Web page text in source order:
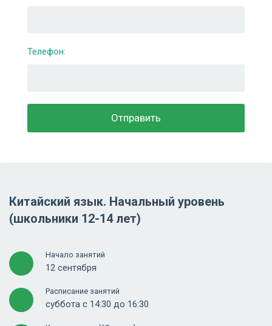
Телефон:
Китайский язык. Начальный уровень
(школьники 12-14 лет)
Начало занятий
12 сентября
Расписание занятий
суббота с 14:30 до 16:30